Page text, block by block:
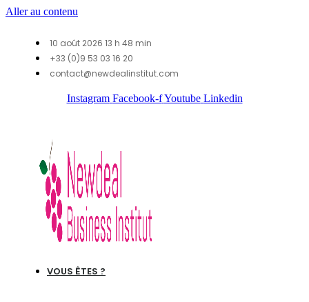
Aller au contenu
10 août 2026 13 h 48 min
+33 (0)9 53 03 16 20
contact@newdealinstitut.com
Instagram Facebook-f Youtube Linkedin
VOUS ÊTES ?